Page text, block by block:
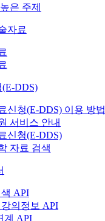
은 주제
자료
DDS)
신청(E-DDS) 이용 방법
서비스 안내
신청(E-DDS)
자료 검색
색 API
의정보 API
계 API